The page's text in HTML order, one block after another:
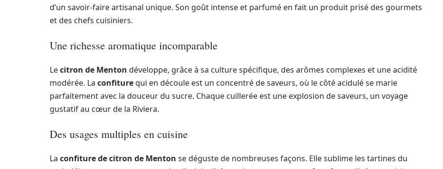
d’un savoir-faire artisanal unique. Son goût intense et parfumé en fait un produit prisé des gourmets
et des chefs cuisiniers.
Une richesse aromatique incomparable
Lecitron de Menton développe, grâce à sa culture spécifique, des arômes complexes et une acidité
modérée. La confiturequi en découle est un concentré de saveurs, où le côté acidulé se marie
parfaitement avec la douceur du sucre. Chaque cuillerée est une explosion de saveurs, un voyage
gustatif au cœur de la Riviera.
Des usages multiples en cuisine
La confiture de citron de Menton se déguste de nombreuses façons. Elle sublime les tartines du